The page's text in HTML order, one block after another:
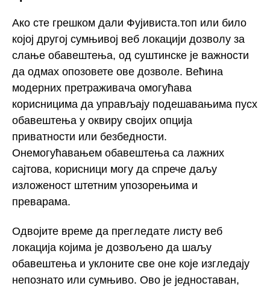
Ако сте грешком дали Фујивиста.топ или било
којој другој сумњивој веб локацији дозволу за
слање обавештења, од суштинске је важности
да одмах опозовете ове дозволе. Већина
модерних претраживача омогућава
корисницима да управљају подешавањима пусх
обавештења у оквиру својих опција
приватности или безбедности.
Онемогућавањем обавештења са лажних
сајтова, корисници могу да спрече даљу
изложеност штетним упозорењима и
преварама.
Одвојите време да прегледате листу веб
локација којима је дозвољено да шаљу
обавештења и уклоните све оне које изгледају
непознато или сумњиво. Ово је једноставан,